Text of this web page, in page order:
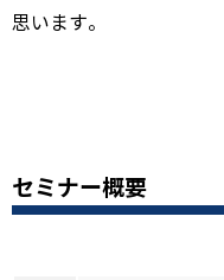
思います。
セミナー概要